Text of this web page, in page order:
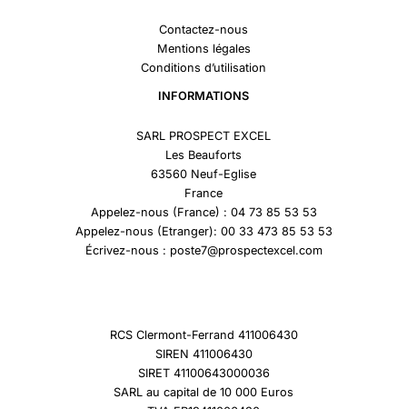
Contactez-nous
Mentions légales
Conditions d’utilisation
INFORMATIONS
SARL PROSPECT EXCEL
Les Beauforts
63560 Neuf-Eglise
France
Appelez-nous (France) : 04 73 85 53 53
Appelez-nous (Etranger): 00 33 473 85 53 53
Écrivez-nous : poste7@prospectexcel.com
RCS Clermont-Ferrand 411006430
SIREN 411006430
SIRET 41100643000036
SARL au capital de 10 000 Euros